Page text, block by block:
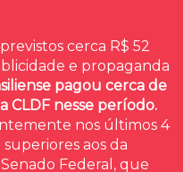
cerca R$ 52
e propaganda
pagou cerca de
CLDF nesse período.
nos últimos 4
aos da
Federal, que